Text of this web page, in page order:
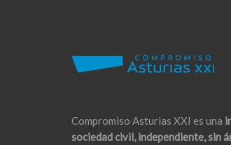
Compromiso Asturias XXI es una
sociedad civil, independiente, sin